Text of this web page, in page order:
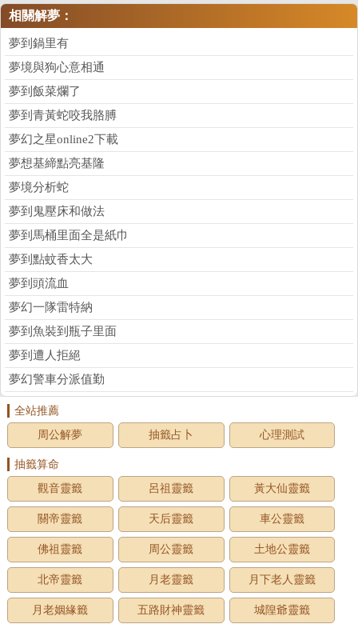
相關解夢：
夢到鍋里有
夢境與狗心意相通
夢到飯菜爛了
夢到青黃蛇咬我胳膊
夢幻之星online2下載
夢想基締點亮基隆
夢境分析蛇
夢到鬼壓床和做法
夢到馬桶里面全是紙巾
夢到點蚊香太大
夢到頭流血
夢幻一隊雷特納
夢到魚裝到瓶子里面
夢到遭人拒絕
夢幻警車分派值勤
全站推薦
周公解夢
抽籤占卜 心理測試
抽籤算命
觀音靈籤
呂祖靈籤 黃大仙靈籤
關帝靈籤 天后靈籤 車公靈籤
佛祖靈籤 周公靈籤 土地公靈籤
北帝靈籤 月老靈籤 月下老人靈籤
月老姻緣籤 五路財神靈籤 城隍爺靈籤